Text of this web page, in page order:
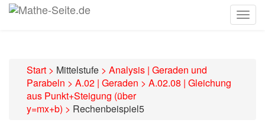
Start > Mittelstufe > Analysis | Geraden und
Parabeln > A.02 | Geraden > A.02.08 | Gleichung
aus Punkt+Steigung (über
y=mx+b) > Rechenbeispiel5